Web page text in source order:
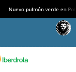
Nuevo pulmón verde en